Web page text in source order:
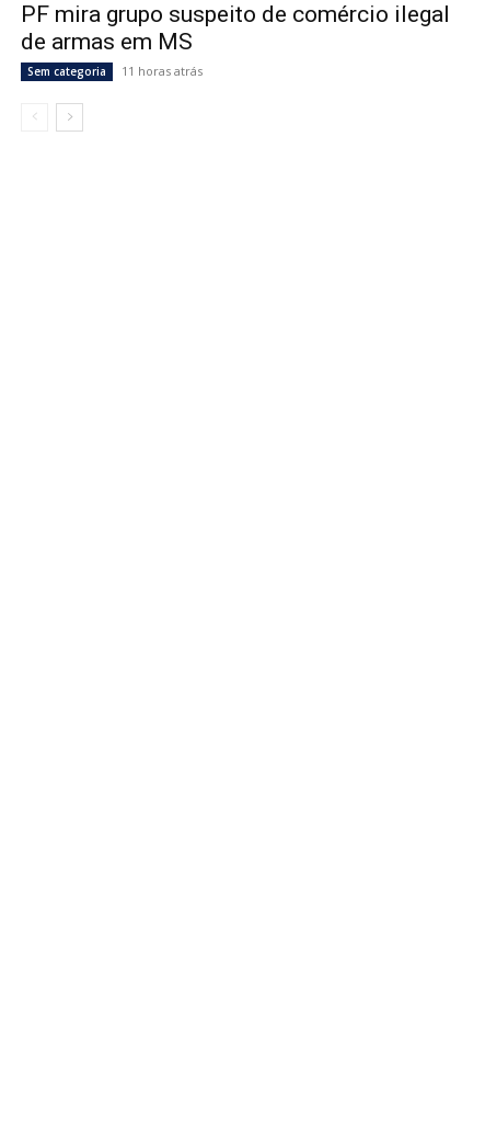
PF mira grupo suspeito de comércio ilegal
de armas em MS
Sem categoria 11 horas atrás